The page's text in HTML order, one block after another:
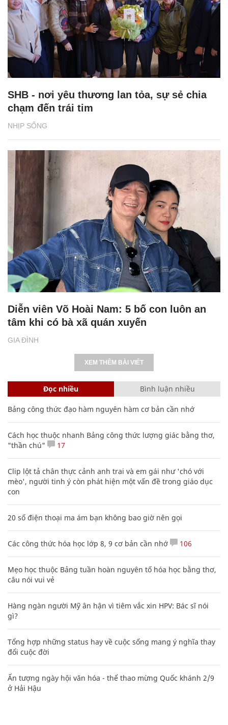
NHỊP SỐNG
SHB - nơi yêu thương lan tỏa, sự sẻ chia
chạm đến trái tim
GIA ĐÌNH
Diễn viên Võ Hoài Nam: 5 bố con luôn an
tâm khi có bà xã quán xuyến
XEM THÊM BÀI VIẾT
Đọc nhiều Bình luận nhiều
Bảng công thức đạo hàm nguyên hàm cơ bản cần nhớ
Cách học thuộc nhanh Bảng công thức lượng giác bằng thơ,
"thần chú"
17
Clip lột tả chân thực cảnh anh trai và em gái như 'chó với
mèo', người tinh ý còn phát hiện một vấn đề trong giáo dục
con
20 số điện thoại ma ám bạn không bao giờ nên gọi
Các công thức hóa học lớp 8, 9 cơ bản cần nhớ 106
Mẹo học thuộc Bảng tuần hoàn nguyên tố hóa học bằng thơ,
câu nói vui vẻ
Hàng ngàn người Mỹ ân hận vì tiêm vắc xin HPV: Bác sĩ nói
gì?
Tổng hợp những status hay về cuộc sống mang ý nghĩa thay
đổi cuộc đời
Ấn tượng ngày hội văn hóa - thể thao mừng Quốc khánh 2/9
ở Hải Hậu